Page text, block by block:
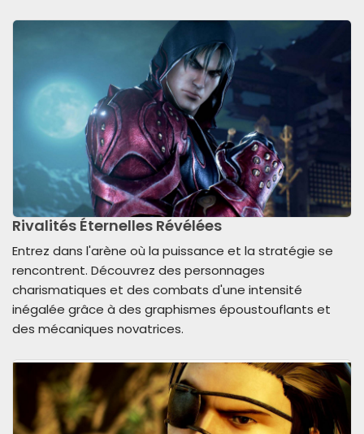
Rivalités Éternelles Révélées
Entrez dans l'arène où la puissance et la stratégie se
rencontrent. Découvrez des personnages
charismatiques et des combats d'une intensité
inégalée grâce à des graphismes époustouflants et
des mécaniques novatrices.